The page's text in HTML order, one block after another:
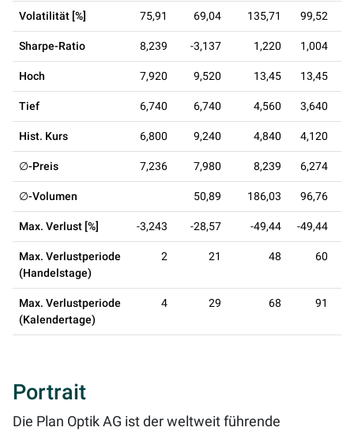
Volatilität [%] 75,91 69,04 135,71 99,52
Sharpe-Ratio 8,239 -3,137 1,220 1,004
Hoch 7,920 9,520 13,45 13,45
Tief 6,740 6,740 4,560 3,640
Hist. Kurs 6,800 9,240 4,840 4,120
∅-Preis 7,236 7,980 8,239 6,274
∅-Volumen 50,89 186,03 96,76
Max. Verlust [%] -3,243 -28,57 -49,44 -49,44
Max. Verlustperiode
(Handelstage)
2 21 48 60
Max. Verlustperiode
(Kalendertage)
4 29 68 91
Portrait
Die Plan Optik AG ist der weltweit führende